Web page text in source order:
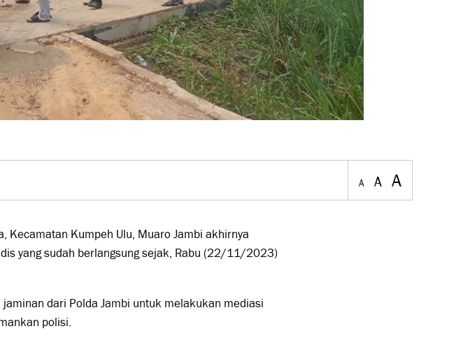
A A A
Kecamatan Kumpeh Ulu, Muaro Jambi akhirnya
yang sudah berlangsung sejak, Rabu (22/11/2023)
dari Polda Jambi untuk melakukan mediasi
polisi.